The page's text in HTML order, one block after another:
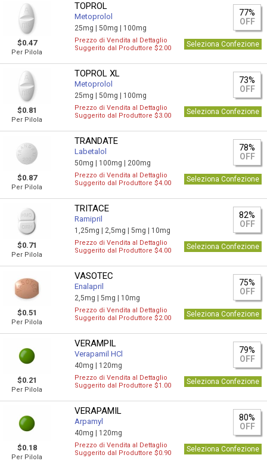
$0.47
Per Pilola
TOPROL
Metoprolol
25mg |50mg | 100mg
77%
OFF
Prezzo di Vendita al Dettaglio
Suggerito dal Produttore $2.00
Seleziona Confezione
$0.81
Per Pilola
TOPROL XL
Metoprolol
25mg |50mg | 100mg
73%
OFF
Prezzo di Vendita al Dettaglio
Suggerito dal Produttore $3.00
Seleziona Confezione
$0.87
Per Pilola
TRANDATE
Labetalol
50mg | 100mg | 200mg
78%
OFF
Prezzo di Vendita al Dettaglio
Suggerito dal Produttore $4.00
Seleziona Confezione
$0.71
Per Pilola
TRITACE
Ramipril
1,25mg | 2,5mg |5mg | 10mg
82%
OFF
Prezzo di Vendita al Dettaglio
Suggerito dal Produttore $4.00
Seleziona Confezione
$0.51
Per Pilola
VASOTEC
Enalapril
2,5mg |5mg | 10mg
75%
OFF
Prezzo di Vendita al Dettaglio
Suggerito dal Produttore $2.00
Seleziona Confezione
$0.21
Per Pilola
VERAMPIL
Verapamil HCl
40mg | 120mg
79%
OFF
Prezzo di Vendita al Dettaglio
Suggerito dal Produttore $1.00
Seleziona Confezione
$0.18
Per Pilola
VERAPAMIL
Arpamyl
40mg | 120mg
80%
OFF
Prezzo di Vendita al Dettaglio
Suggerito dal Produttore $0.90
Seleziona Confezione